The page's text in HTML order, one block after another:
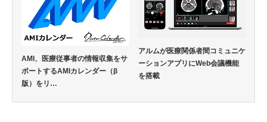
AMI、医療従事者の情報収集をサ
ポートするAMIカレンダー（β
版）をリ…
アルムが医療関係者間コミュニケ
ーションアプリにWeb会議機能
を搭載